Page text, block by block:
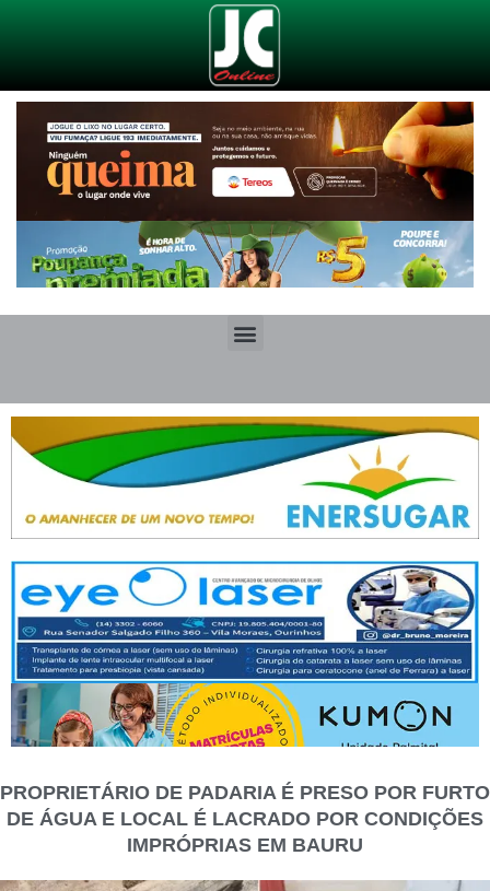
PROPRIETÁRIO DE PADARIA É PRESO POR FURTO
DE ÁGUA E LOCAL É LACRADO POR CONDIÇÕES
IMPRÓPRIAS EM BAURU